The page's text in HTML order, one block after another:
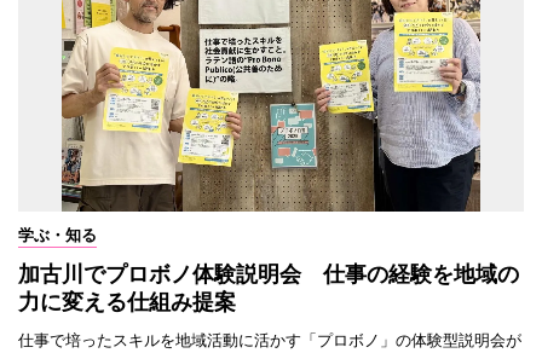
学ぶ・知る
加古川でプロボノ体験説明会 仕事の経験を地域の
力に変える仕組み提案
仕事で培ったスキルを地域活動に活かす「プロボノ」の体験型説明会が